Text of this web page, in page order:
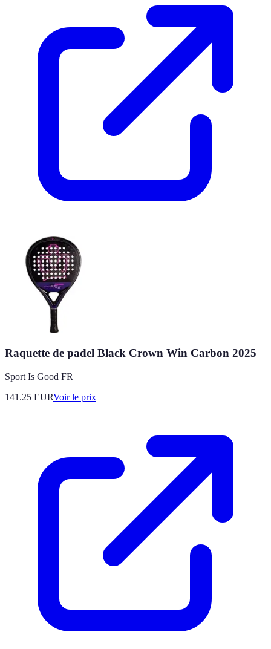
Raquette de padel Black Crown Win Carbon 2025
Sport Is Good FR
141.25 EURVoir le prix